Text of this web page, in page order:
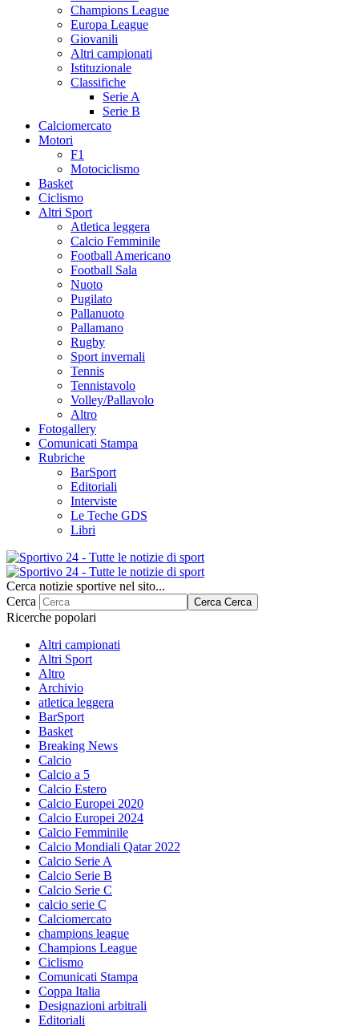
Champions League
Europa League
Giovanili
Altri campionati
Istituzionale
Classifiche
Serie A
Serie B
Calciomercato
Motori
F1
Motociclismo
Basket
Ciclismo
Altri Sport
Atletica leggera
Calcio Femminile
Football Americano
Football Sala
Nuoto
Pugilato
Pallanuoto
Pallamano
Rugby
Sport invernali
Tennis
Tennistavolo
Volley/Pallavolo
Altro
Fotogallery
Comunicati Stampa
Rubriche
BarSport
Editoriali
Interviste
Le Teche GDS
Libri
Cerca notizie sportive nel sito...
Cerca
Cerca Cerca
Ricerche popolari
Altri campionati
Altri Sport
Altro
Archivio
atletica leggera
BarSport
Basket
Breaking News
Calcio
Calcio a 5
Calcio Estero
Calcio Europei 2020
Calcio Europei 2024
Calcio Femminile
Calcio Mondiali Qatar 2022
Calcio Serie A
Calcio Serie B
Calcio Serie C
calcio serie C
Calciomercato
champions league
Champions League
Ciclismo
Comunicati Stampa
Coppa Italia
Designazioni arbitrali
Editoriali